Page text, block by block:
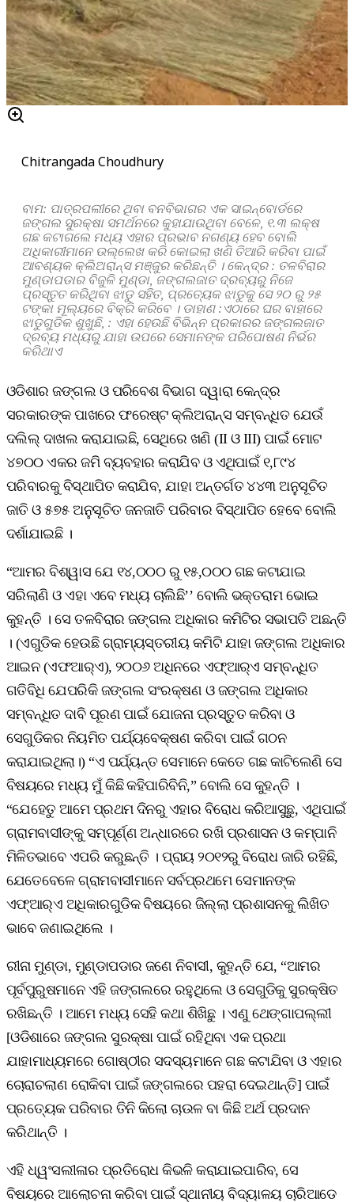
Chitrangada Choudhury
ବାମ: ପାତ୍ରପଲୀରେ ଥିବା ବନବିଭାଗର ଏକ ସାଇନ୍‌ବୋର୍ଡରେ
ଜଙ୍ଗଲ ସୁରକ୍ଷା ସମର୍ଥନରେ କୁହାଯାଉଥିବା ବେଳେ, ୧.୩ ଲକ୍ଷ
ଗଛ କଟାଗଲେ ମଧ୍ୟ ଏହାର ପ୍ରଭାବ ନଗଣ୍ୟ ହେବ ବୋଲି
ଅଧିକାରୀମାନେ ଉଲ୍ଲେଖ କରି କୋଇଲା ଖଣି ତିଆରି କରିବା ପାଇଁ
ଆବଶ୍ୟକ କ୍ଲିଅରାନ୍ସ ମଞ୍ଜୁର କରିଛନ୍ତି । କେନ୍ଦ୍ର : ତଳବିରାର
ମୁଣ୍ଡାପଡାର ବିଜୁଳି ମୁଣ୍ଡା, ଜଙ୍ଗଲଜାତ ଦ୍ରବ୍ୟରୁ ନିଜେ
ପ୍ରସ୍ତୁତ କରିଥିବା ଝାଡୁ ସହିତ, ପ୍ରତ୍ୟେକ ଝାଡୁକୁ ସେ ୨୦ ରୁ ୨୫
ଟଙ୍କା ମୂଲ୍ୟରେ ବିକ୍ରି କରିବେ । ଡାହାଣ :ଏଠାରେ ଘର ବାହାରେ
ଝାଡୁଗୁଡିକ ଶୁଖୁଛି, : ଏହା ହେଉଛି ବିଭିନ୍ନ ପ୍ରକାରର ଜଙ୍ଗଲଜାତ
ଦ୍ରବ୍ୟ ମଧ୍ୟରୁ ଯାହା ଉପରେ ସେମାନଙ୍କ ପରିପୋଷଣ ନିର୍ଭର
କରିଥାଏ
ଓଡିଶାର ଜଙ୍ଗଲ ଓ ପରିବେଶ ବିଭାଗ ଦ୍ୱାରା କେନ୍ଦ୍ର
ସରକାରଙ୍କ ପାଖରେ ଫରେଷ୍ଟ କ୍ଲିଅରାନ୍ସ ସମ୍ବନ୍ଧିତ ଯେଉଁ
ଦଲିଲ୍‌ ଦାଖଲ କରାଯାଇଛି, ସେଥିରେ ଖଣି (II ଓ III) ପାଇଁ ମୋଟ
୪୭୦୦ ଏକର ଜମି ବ୍ୟବହାର କରାଯିବ ଓ ଏଥିପାଇଁ ୧,୮୯୪
ପରିବାରକୁ ବିସ୍ଥାପିତ କରାଯିବ, ଯାହା ଅନ୍ତର୍ଗତ ୪୪୩ ଅନୁସୂଚିତ
ଜାତି ଓ ୫୭୫ ଅନୁସୂଚିତ ଜନଜାତି ପରିବାର ବିସ୍ଥାପିତ ହେବେ ବୋଲି
ଦର୍ଶାଯାଇଛି ।
“ଆମର ବିଶ୍ୱାସ ଯେ ୧୪,୦୦୦ ରୁ ୧୫,୦୦୦ ଗଛ କଟାଯାଇ
ସରିଲାଣି ଓ ଏହା ଏବେ ମଧ୍ୟ ଚାଲିଛି’’ ବୋଲି ଭକ୍ତରାମ ଭୋଇ
କୁହନ୍ତି । ସେ ତଳବିରାର ଜଙ୍ଗଲ ଅଧିକାର କମିଟିର ସଭାପତି ଅଛନ୍ତି
। (ଏଗୁଡିକ ହେଉଛି ଗ୍ରାମ୍ୟସ୍ତରୀୟ କମିଟି ଯାହା ଜଙ୍ଗଲ ଅଧିକାର
ଆଇନ(ଏଫଆର୍‌ଏ), ୨୦୦୬ ଅଧିନରେ ଏଫ୍‌ଆର୍‌ଏ ସମ୍ବନ୍ଧିତ
ଗତିବିଧି ଯେପରିକି ଜଙ୍ଗଲ ସଂରକ୍ଷଣ ଓ ଜଙ୍ଗଲ ଅଧିକାର
ସମ୍ବନ୍ଧିତ ଦାବି ପୂରଣ ପାଇଁ ଯୋଜନା ପ୍ରସ୍ତୁତ କରିବା ଓ
ସେଗୁଡିକର ନିୟମିତ ପର୍ଯ୍ୟବେକ୍ଷଣ କରିବା ପାଇଁ ଗଠନ
କରାଯାଇଥିଲା।) “ଏ ପର୍ଯ୍ୟନ୍ତ ସେମାନେ କେତେ ଗଛ କାଟିଲେଣି ସେ
ବିଷୟରେ ମଧ୍ୟ ମୁଁ କିଛି କହିପାରିବିନି,” ବୋଲି ସେ କୁହନ୍ତି ।
“ଯେହେତୁ ଆମେ ପ୍ରଥମ ଦିନରୁ ଏହାର ବିରୋଧ କରିଆସୁଛୁ, ଏଥିପାଇଁ
ଗ୍ରାମବାସୀଙ୍କୁ ସମ୍ପୂର୍ଣ୍ଣ ଅନ୍ଧାରରେ ରଖି ପ୍ରଶାସନ ଓ କମ୍ପାନି
ମିଳିତଭାବେ ଏପରି କରୁଛନ୍ତି । ପ୍ରାୟ ୨୦୧୨ରୁ ବିରୋଧ ଜାରି ରହିଛି,
ଯେତେବେଳେ ଗ୍ରାମବାସୀମାନେ ସର୍ବପ୍ରଥମେ ସେମାନଙ୍କ
ଏଫ୍‌ଆର୍‌ଏ ଅଧିକାରଗୁଡିକ ବିଷୟରେ ଜିଲ୍ଲା ପ୍ରଶାସନକୁ ଲିଖିତ
ଭାବେ ଜଣାଇଥିଲେ ।
ରୀନା ମୁଣ୍ଡା, ମୁଣ୍ଡାପଡାର ଜଣେ ନିବାସୀ, କୁହନ୍ତି ଯେ, “ଆମର
ପୂର୍ବପୁରୁଷମାନେ ଏହି ଜଙ୍ଗଲରେ ରହୁଥିଲେ ଓ ସେଗୁଡିକୁ ସୁରକ୍ଷିତ
ରଖିଛନ୍ତି । ଆମେ ମଧ୍ୟ ସେହି କଥା ଶିଖିଛୁ । ଏଣୁ ଥେଙ୍ଗାପଲ୍ଲୀ
[ଓଡିଶାରେ ଜଙ୍ଗଲ ସୁରକ୍ଷା ପାଇଁ ରହିଥିବା ଏକ ପ୍ରଥା
ଯାହାମାଧ୍ୟମରେ ଗୋଷ୍ଠୀର ସଦସ୍ୟମାନେ ଗଛ କଟାଯିବା ଓ ଏହାର
ଚୋରାଚଲାଣ ରୋକିବା ପାଇଁ ଜଙ୍ଗଲରେ ପହରା ଦେଇଥାନ୍ତି] ପାଇଁ
ପ୍ରତ୍ୟେକ ପରିବାର ତିନି କିଲୋ ଚାଉଳ ବା କିଛି ଅର୍ଥ ପ୍ରଦାନ
କରିଥାନ୍ତି ।
ଏହି ଧ୍ୱଂସଲୀଳାର ପ୍ରତିରୋଧ କିଭଳି କରାଯାଇପାରିବ, ସେ
ବିଷୟରେ ଆଲୋଚନା କରିବା ପାଇଁ ସ୍ଥାନୀୟ ବିଦ୍ୟାଳୟ ଚାରିଆଡେ